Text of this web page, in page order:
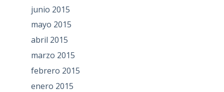
junio 2015
mayo 2015
abril 2015
marzo 2015
febrero 2015
enero 2015